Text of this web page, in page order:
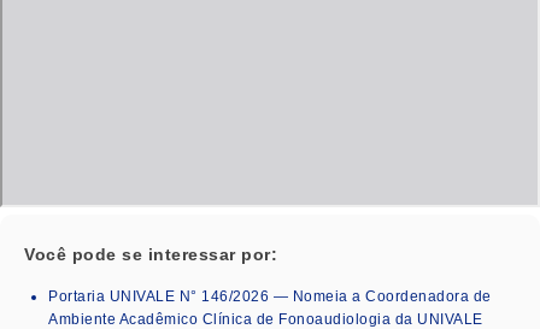
Você pode se interessar por:
Portaria UNIVALE N° 146/2026 — Nomeia a Coordenadora de
Ambiente Acadêmico Clínica de Fonoaudiologia da UNIVALE